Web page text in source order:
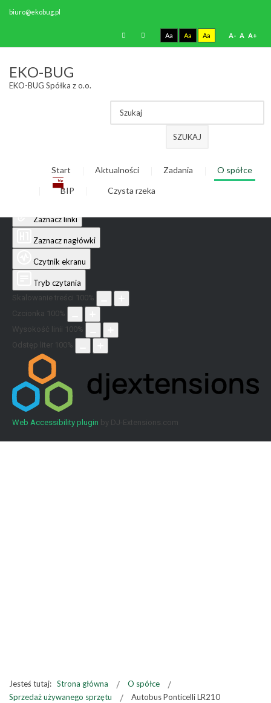
Odwróć kolory
Niskie nasycenie
Zaznacz linki
Zaznacz nagłówki
Czytnik ekranu
Tryb czytania
Skalowanie treści 100%
Czcionka 100%
Wysokość linii 100%
Odstęp liter 100%
Web Accessibility plugin by DJ-Extensions.com
biuro@ekobug.pl
Aa Aa Aa A- A A+
EKO-BUG
EKO-BUG Spółka z o.o.
SZUKAJ
Start Aktualności Zadania O spółce
BIP Czysta rzeka
Jesteś tutaj: Strona główna
O spółce
Sprzedaż używanego sprzętu
Autobus Ponticelli LR210